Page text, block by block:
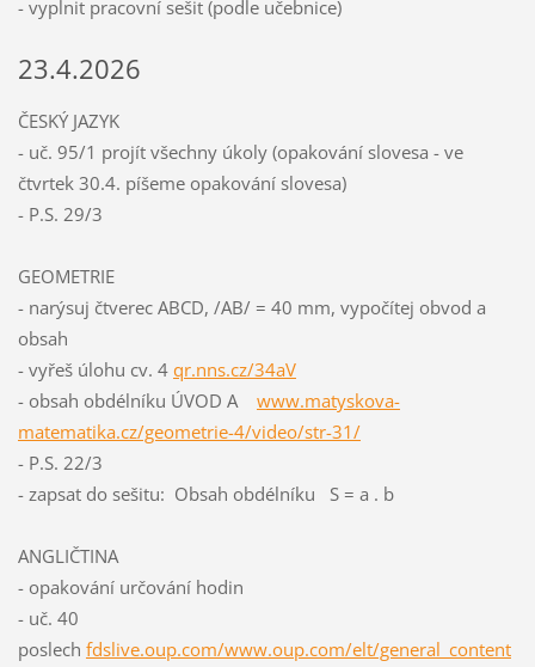
- vyplnit pracovní sešit (podle učebnice)
23.4.2026
ČESKÝ JAZYK
- uč. 95/1 projít všechny úkoly (opakování slovesa - ve
čtvrtek 30.4. píšeme opakování slovesa)
- P.S. 29/3
GEOMETRIE
- narýsuj čtverec ABCD, /AB/ = 40 mm, vypočítej obvod a
obsah
- vyřeš úlohu cv. 4 qr.nns.cz/34aV
- obsah obdélníku ÚVOD A www.matyskova-
matematika.cz/geometrie-4/video/str-31/
- P.S. 22/3
- zapsat do sešitu: Obsah obdélníku S = a . b
ANGLIČTINA
- opakování určování hodin
- uč. 40
poslech fdslive.oup.com/www.oup.com/elt/general_content